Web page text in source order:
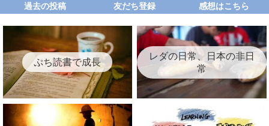
過去の投稿 友だち登録 感想はこちら
ぷち読書で成長
レダの日常、日本の非日
常